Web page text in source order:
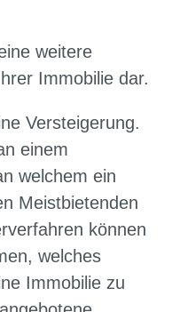
weitere
Immobilie dar.
Versteigerung.
einem
welchem ein
Meistbietenden
können
welches
Immobilie zu